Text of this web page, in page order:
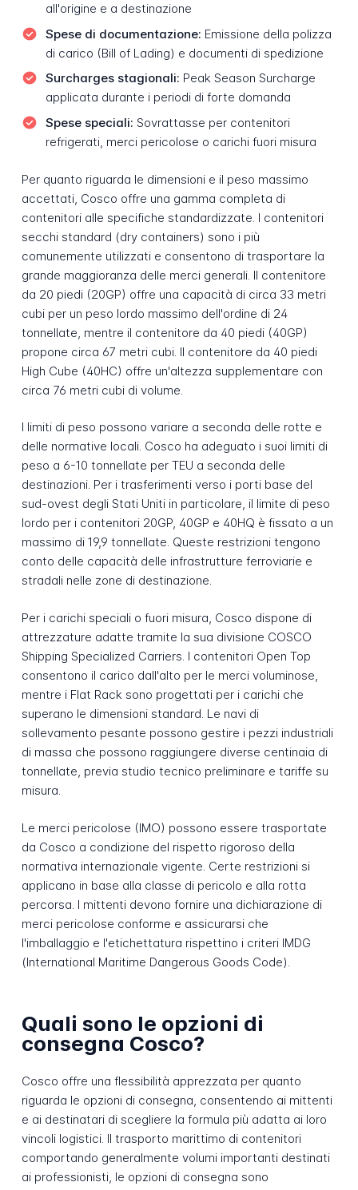
all'origine e a destinazione
Spese di documentazione: Emissione della polizza
di carico (Bill of Lading) e documenti di spedizione
Surcharges stagionali: Peak Season Surcharge
applicata durante i periodi di forte domanda
Spese speciali: Sovrattasse per contenitori
refrigerati, merci pericolose o carichi fuori misura
Per quanto riguarda le dimensioni e il peso massimo
accettati, Cosco offre una gamma completa di
contenitori alle specifiche standardizzate. I contenitori
secchi standard (dry containers) sono i più
comunemente utilizzati e consentono di trasportare la
grande maggioranza delle merci generali. Il contenitore
da 20 piedi (20GP) offre una capacità di circa 33 metri
cubi per un peso lordo massimo dell'ordine di 24
tonnellate, mentre il contenitore da 40 piedi (40GP)
propone circa 67 metri cubi. Il contenitore da 40 piedi
High Cube (40HC) offre un'altezza supplementare con
circa 76 metri cubi di volume.
I limiti di peso possono variare a seconda delle rotte e
delle normative locali. Cosco ha adeguato i suoi limiti di
peso a 6-10 tonnellate per TEU a seconda delle
destinazioni. Per i trasferimenti verso i porti base del
sud-ovest degli Stati Uniti in particolare, il limite di peso
lordo per i contenitori 20GP, 40GP e 40HQ è fissato a un
massimo di 19,9 tonnellate. Queste restrizioni tengono
conto delle capacità delle infrastrutture ferroviarie e
stradali nelle zone di destinazione.
Per i carichi speciali o fuori misura, Cosco dispone di
attrezzature adatte tramite la sua divisione COSCO
Shipping Specialized Carriers. I contenitori Open Top
consentono il carico dall'alto per le merci voluminose,
mentre i Flat Rack sono progettati per i carichi che
superano le dimensioni standard. Le navi di
sollevamento pesante possono gestire i pezzi industriali
di massa che possono raggiungere diverse centinaia di
tonnellate, previa studio tecnico preliminare e tariffe su
misura.
Le merci pericolose (IMO) possono essere trasportate
da Cosco a condizione del rispetto rigoroso della
normativa internazionale vigente. Certe restrizioni si
applicano in base alla classe di pericolo e alla rotta
percorsa. I mittenti devono fornire una dichiarazione di
merci pericolose conforme e assicurarsi che
l'imballaggio e l'etichettatura rispettino i criteri IMDG
(International Maritime Dangerous Goods Code).
Quali sono le opzioni di
consegna Cosco?
Cosco offre una flessibilità apprezzata per quanto
riguarda le opzioni di consegna, consentendo ai mittenti
e ai destinatari di scegliere la formula più adatta ai loro
vincoli logistici. Il trasporto marittimo di contenitori
comportando generalmente volumi importanti destinati
ai professionisti, le opzioni di consegna sono